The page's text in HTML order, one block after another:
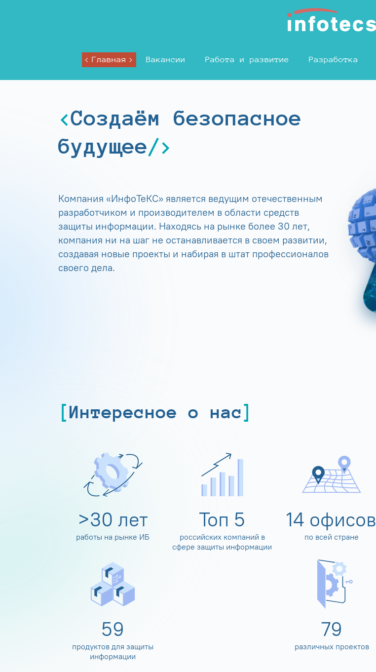
Главная Вакансии Работа и развитие Разработка
Создаём безопасное
будущее
Компания «ИнфоТеКС» является ведущим отечественным
разработчиком и производителем в области средств
защиты информации. Находясь на рынке более 30 лет,
компания ни на шаг не останавливается в своем развитии,
создавая новые проекты и набирая в штат профессионалов
своего дела.
Интересное о нас
>30 лет
работы на рынке ИБ
Топ 5
российских компаний в
сфере защиты информации
14 офисов
по всей стране
60
продуктов для защиты
информации
80
различных проектов